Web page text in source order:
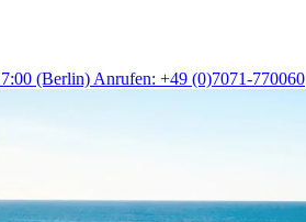
(Berlin) Anrufen: +49 (0)7071-770060